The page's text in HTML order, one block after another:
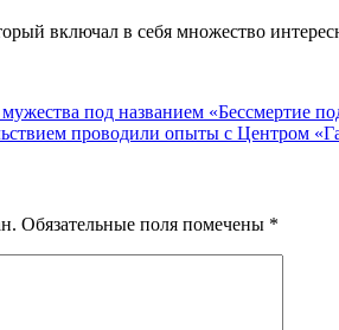
включал в себя множество
под названием «Бессмертие
проводили опыты с Центром
Обязательные поля помечены *